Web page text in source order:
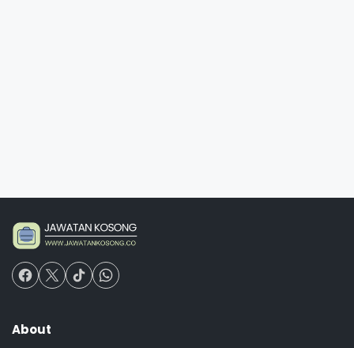
About